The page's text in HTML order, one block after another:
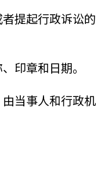
提起行政诉讼的
章和日期。
当事人和行政机